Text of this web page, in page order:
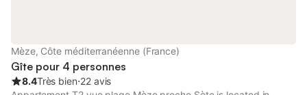
Mèze, Côte méditerranéenne (France)
Gîte pour 4 personnes
8.4Très bien⋅22 avis